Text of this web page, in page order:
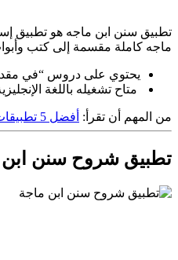
تطبيق سنن ابن ماجه هو تطبيق
ماجه كاملة مقسمة إلى كتب
يحتوي على دروس “في
متاح تشغيله باللغة
من المهم أن تقرأ: أفضل 5 تطبيقات لقراءة أحاديث رياض الصالحين للأندرويد مجانًا!
تطبيق شروح سنن ابن